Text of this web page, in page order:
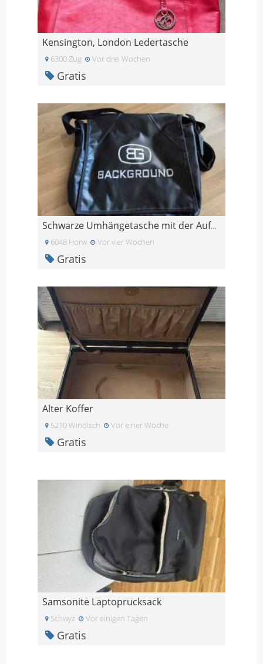
Kensington, London Ledertasche
6300 Zug Vor drei Wochen
Gratis
Schwarze Umhängetasche mit der Aufschrift Backgrou
6048 Horw Vor vier Wochen
Gratis
Alter Koffer
5210 Windisch Vor einer Woche
Gratis
Samsonite Laptoprucksack
Schwyz Vor einigen Tagen
Gratis